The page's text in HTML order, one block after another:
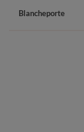
Blancheporte